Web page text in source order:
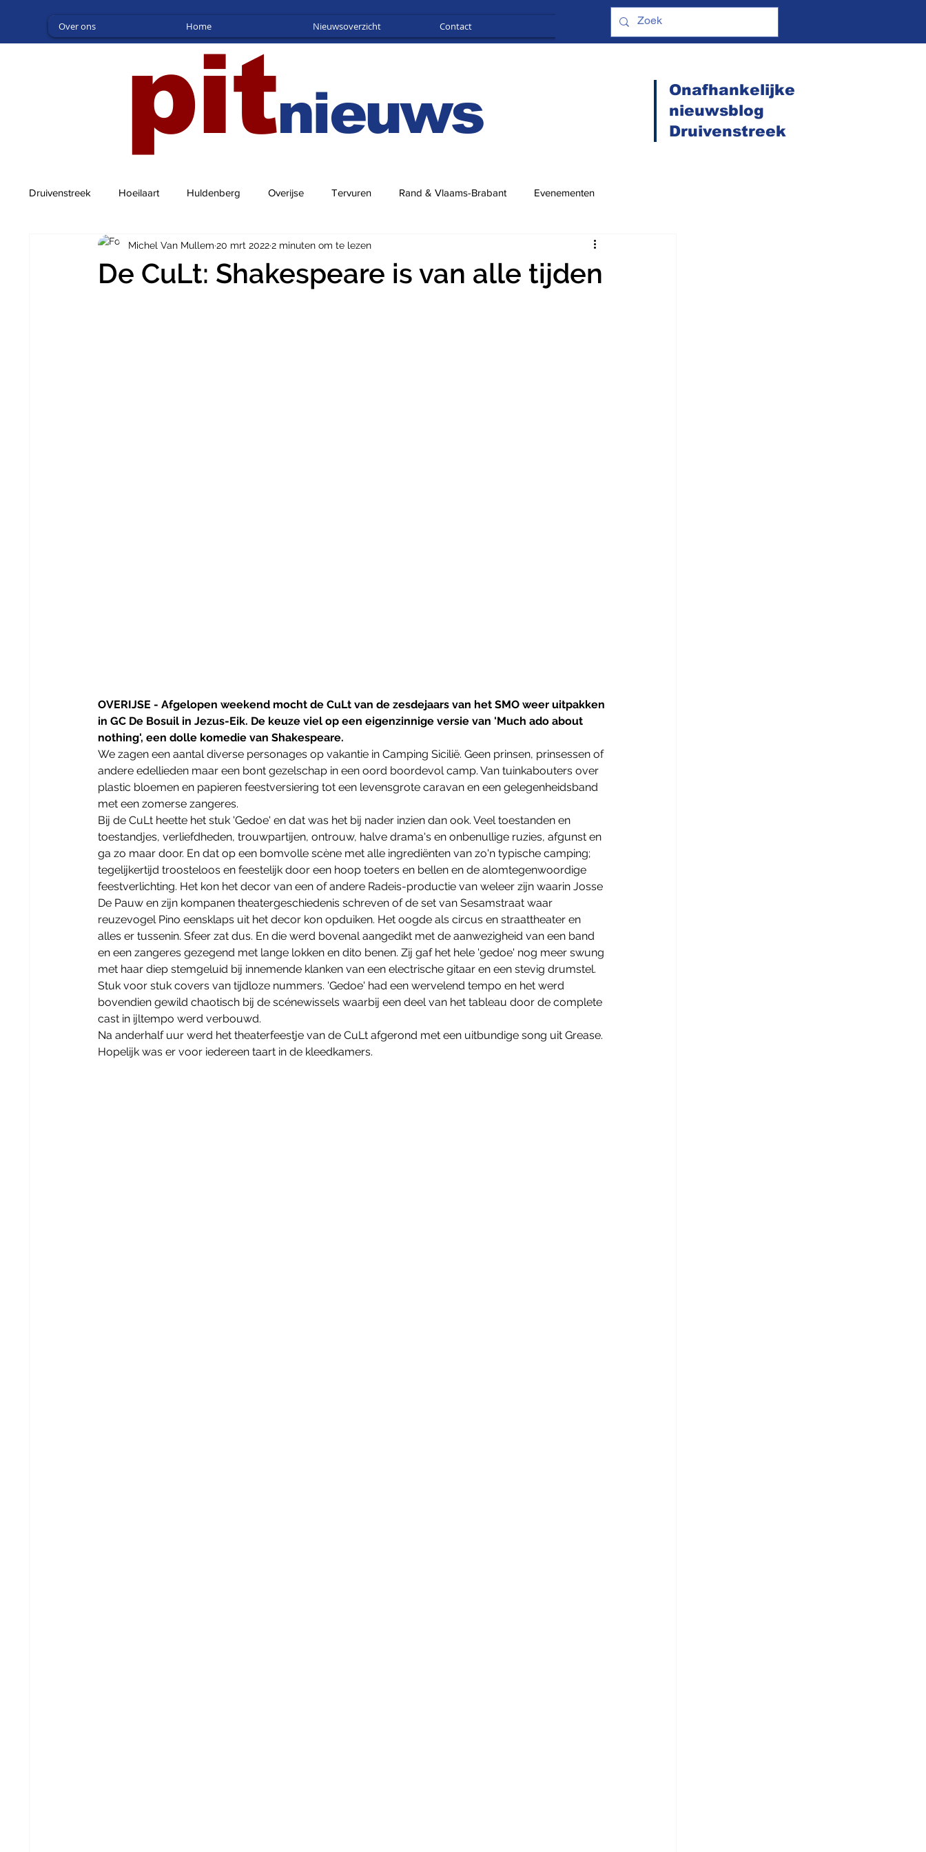
Over ons Home Nieuwsoverzicht Contact
pitnieuws
Onafhankelijke
nieuwsblog
Druivenstreek
Druivenstreek Hoeilaart Huldenberg Overijse Tervuren Rand & Vlaams-Brabant Evenementen
De CuLt: Shakespeare is van alle tijden
Michel Van Mullem 20 mrt 20222 minuten om te lezen
OVERIJSE - Afgelopen weekend mocht de CuLt van de zesdejaars van het SMO weer uitpakken
in GC De Bosuil in Jezus-Eik. De keuze viel op een eigenzinnige versie van 'Much ado about
nothing', een dolle komedie van Shakespeare.
We zagen een aantal diverse personages op vakantie in Camping Sicilië. Geen prinsen, prinsessen of
andere edellieden maar een bont gezelschap in een oord boordevol camp. Van tuinkabouters over
plastic bloemen en papieren feestversiering tot een levensgrote caravan en een gelegenheidsband
met een zomerse zangeres.
Bij de CuLt heette het stuk 'Gedoe' en dat was het bij nader inzien dan ook. Veel toestanden en
toestandjes, verliefdheden, trouwpartijen, ontrouw, halve drama's en onbenullige ruzies, afgunst en
ga zo maar door. En dat op een bomvolle scène met alle ingrediënten van zo'n typische camping;
tegelijkertijd troosteloos en feestelijk door een hoop toeters en bellen en de alomtegenwoordige
feestverlichting. Het kon het decor van een of andere Radeis-productie van weleer zijn waarin Josse
De Pauw en zijn kompanen theatergeschiedenis schreven of de set van Sesamstraat waar
reuzevogel Pino eensklaps uit het decor kon opduiken. Het oogde als circus en straattheater en
alles er tussenin. Sfeer zat dus. En die werd bovenal aangedikt met de aanwezigheid van een band
en een zangeres gezegend met lange lokken en dito benen. Zij gaf het hele 'gedoe' nog meer swung
met haar diep stemgeluid bij innemende klanken van een electrische gitaar en een stevig drumstel.
Stuk voor stuk covers van tijdloze nummers. 'Gedoe' had een wervelend tempo en het werd
bovendien gewild chaotisch bij de scénewissels waarbij een deel van het tableau door de complete
cast in ijltempo werd verbouwd.
Na anderhalf uur werd het theaterfeestje van de CuLt afgerond met een uitbundige song uit Grease.
Hopelijk was er voor iedereen taart in de kleedkamers.